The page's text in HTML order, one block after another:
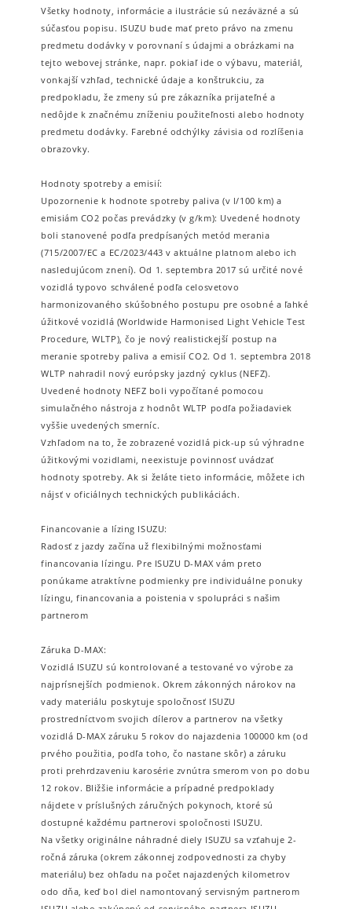
Všetky hodnoty, informácie a ilustrácie sú nezáväzné a sú
súčasťou popisu. ISUZU bude mať preto právo na zmenu
predmetu dodávky v porovnaní s údajmi a obrázkami na
tejto webovej stránke, napr. pokiaľ ide o výbavu, materiál,
vonkajší vzhľad, technické údaje a konštrukciu, za
predpokladu, že zmeny sú pre zákazníka prijateľné a
nedôjde k značnému zníženiu použiteľnosti alebo hodnoty
predmetu dodávky. Farebné odchýlky závisia od rozlíšenia
obrazovky.
Hodnoty spotreby a emisií:
Upozornenie k hodnote spotreby paliva (v l/100 km) a
emisiám CO2 počas prevádzky (v g/km): Uvedené hodnoty
boli stanovené podľa predpísaných metód merania
(715/2007/EC a EC/2023/443 v aktuálne platnom alebo ich
nasledujúcom znení). Od 1. septembra 2017 sú určité nové
vozidlá typovo schválené podľa celosvetovo
harmonizovaného skúšobného postupu pre osobné a ľahké
úžitkové vozidlá (Worldwide Harmonised Light Vehicle Test
Procedure, WLTP), čo je nový realistickejší postup na
meranie spotreby paliva a emisií CO2. Od 1. septembra 2018
WLTP nahradil nový európsky jazdný cyklus (NEFZ).
Uvedené hodnoty NEFZ boli vypočítané pomocou
simulačného nástroja z hodnôt WLTP podľa požiadaviek
vyššie uvedených smerníc.
Vzhľadom na to, že zobrazené vozidlá pick-up sú výhradne
úžitkovými vozidlami, neexistuje povinnosť uvádzať
hodnoty spotreby. Ak si želáte tieto informácie, môžete ich
nájsť v oficiálnych technických publikáciách.
Financovanie a lízing ISUZU:
Radosť z jazdy začína už flexibilnými možnosťami
financovania lízingu. Pre ISUZU D-MAX vám preto
ponúkame atraktívne podmienky pre individuálne ponuky
lízingu, financovania a poistenia v spolupráci s našim
partnerom
Záruka D-MAX:
Vozidlá ISUZU sú kontrolované a testované vo výrobe za
najprísnejších podmienok. Okrem zákonných nárokov na
vady materiálu poskytuje spoločnosť ISUZU
prostredníctvom svojich dílerov a partnerov na všetky
vozidlá D-MAX záruku 5 rokov do najazdenia 100000 km (od
prvého použitia, podľa toho, čo nastane skôr) a záruku
proti prehrdzaveniu karosérie zvnútra smerom von po dobu
12 rokov. Bližšie informácie a prípadné predpoklady
nájdete v príslušných záručných pokynoch, ktoré sú
dostupné každému partnerovi spoločnosti ISUZU.
Na všetky originálne náhradné diely ISUZU sa vzťahuje 2-
ročná záruka (okrem zákonnej zodpovednosti za chyby
materiálu) bez ohľadu na počet najazdených kilometrov
odo dňa, keď bol diel namontovaný servisným partnerom